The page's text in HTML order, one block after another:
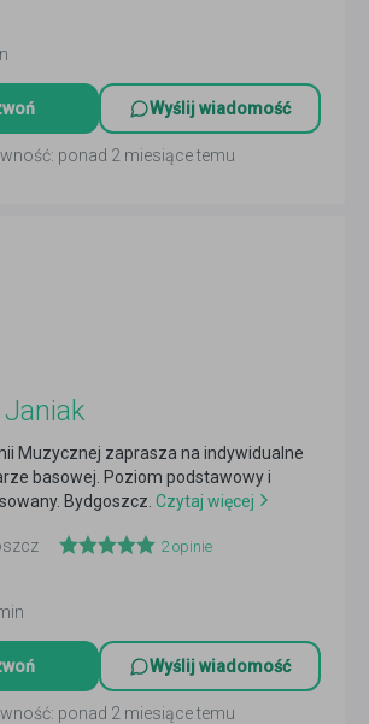
Wyślij wiadomość
ponad 2 miesiące temu
Muzycznej zaprasza na indywidualne
basowej. Poziom podstawowy i
Bydgoszcz. Czytaj więcej
2opinie
Wyślij wiadomość
ponad 2 miesiące temu